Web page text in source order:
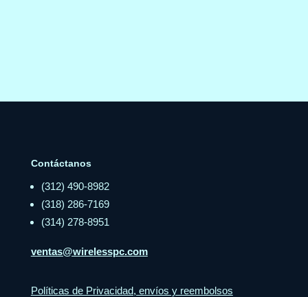
Contáctanos
(312) 490-8982
(318) 286-7169
(314) 278-8951
ventas@wirelesspc.com
Políticas de Privacidad, envíos y reembolsos